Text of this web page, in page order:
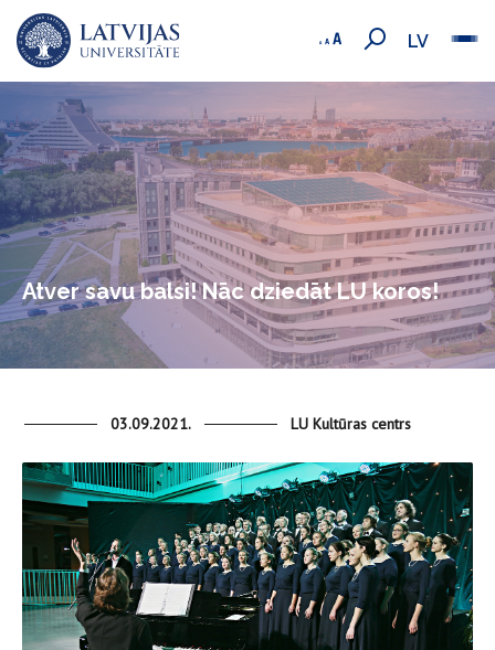
LV
Atver savu balsi! Nāc dziedāt LU koros!
03.09.2021. LU Kultūras centrs